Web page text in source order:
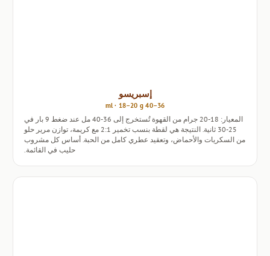
إسبريسو
36–40 ml · 18–20 g
المعيار: 18-20 جرام من القهوة تُستخرج إلى 36-40 مل عند ضغط 9 بار في
25-30 ثانية. النتيجة هي لقطة بنسب تخمير 2:1 مع كريمة، توازن مرير حلو
من السكريات والأحماض، وتعقيد عطري كامل من الحبة. أساس كل مشروب
حليب في القائمة.